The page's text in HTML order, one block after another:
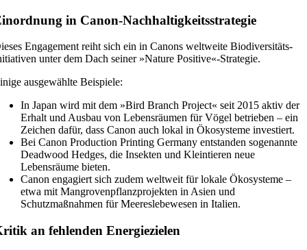
in Canon-Nachhaltigkeitsstrategie
Engagement reiht sich ein in Canons weltweite Biodiversitäts-
unter dem Dach seiner »Nature Positive«-Strategie.
ausgewählte Beispiele:
In Japan wird mit dem »Bird Branch Project« seit 2015 aktiv der
Erhalt und Ausbau von Lebensräumen für Vögel betrieben – ein
Zeichen dafür, dass Canon auch lokal in Ökosysteme investiert.
Bei Canon Production Printing Germany entstanden sogenannte
Deadwood Hedges, die Insekten und Kleintieren neue
Lebensräume bieten.
Canon engagiert sich zudem weltweit für lokale Ökosysteme –
etwa mit Mangrovenpflanzprojekten in Asien und
Schutzmaßnahmen für Meereslebewesen in Italien.
an fehlenden Energiezielen